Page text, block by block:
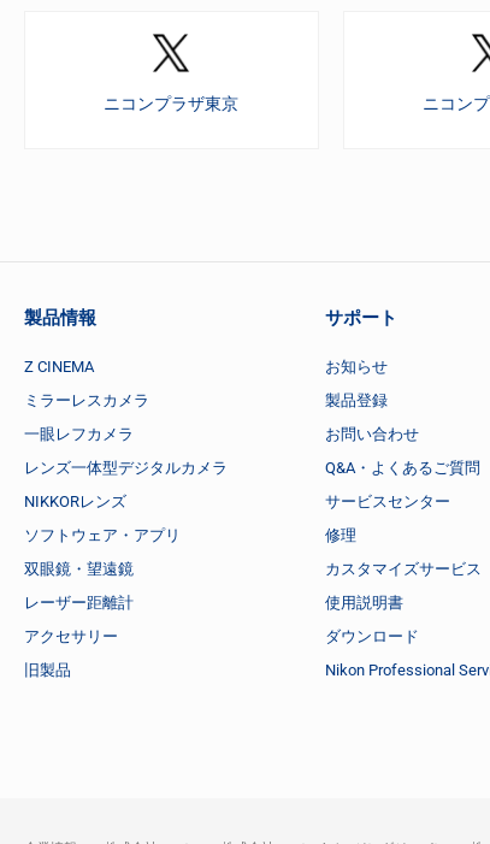
ニコンプラザ東京 ニコン
製品情報
Z CINEMA
ミラーレスカメラ
一眼レフカメラ
レンズ一体型デジタルカメラ
NIKKORレンズ
ソフトウェア・アプリ
双眼鏡・望遠鏡
レーザー距離計
アクセサリー
旧製品
サポート
お知らせ
製品登録
お問い合わせ
Q&A・よくあるご質問
サービスセンター
修理
カスタマイズサービス
使用説明書
ダウンロード
Nikon Professional